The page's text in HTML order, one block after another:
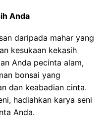
Anda
daripada mahar yang
kesukaan kekasih
Anda pecinta alam,
bonsai yang
dan keabadian cinta.
hadiahkan karya seni
Anda.